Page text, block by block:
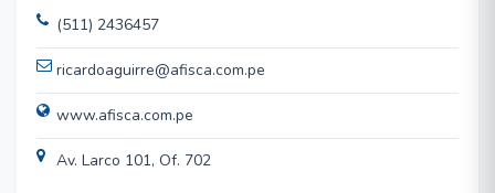
(511) 2436457
ricardoaguirre@afisca.com.pe
www.afisca.com.pe
Av. Larco 101, Of. 702